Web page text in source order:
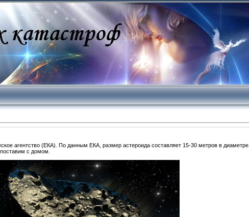
агентство (ЕКА). По данным ЕКА, размер астероида составляет 15-30 метров в диаметре.
с домом.